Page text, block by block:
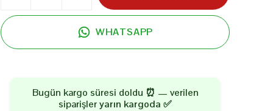
WHATSAPP
Bugün kargo süresi doldu ⏰ — verilen
siparişleryarın kargoda ✅